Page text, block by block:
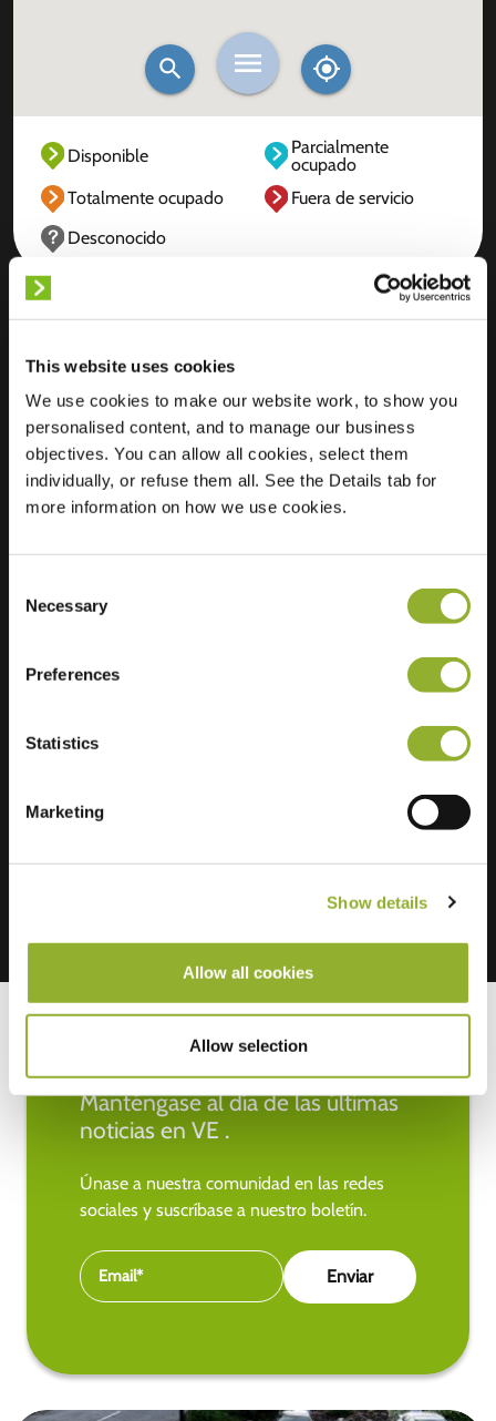
This website uses cookies
We use cookies to make our website work, to show you
personalised content, and to manage our business
objectives. You can allow all cookies, select them
individually, or refuse them all. See the Details tab for
more information on how we use cookies.
Selection
Necessary
Preferences
Statistics
Marketing
Show details
Allow all cookies
Allow selection
Disponible
Parcialmente
ocupado
Totalmente ocupado
Fuera de servicio
Desconocido
Ubicación
Walramplein 6
6301 DD
Valkenburg aan de
Geul
Países Bajos
Manténgase al día de las últimas
noticias en VE .
Únase a nuestra comunidad en las redes
sociales y suscríbase a nuestro boletín.